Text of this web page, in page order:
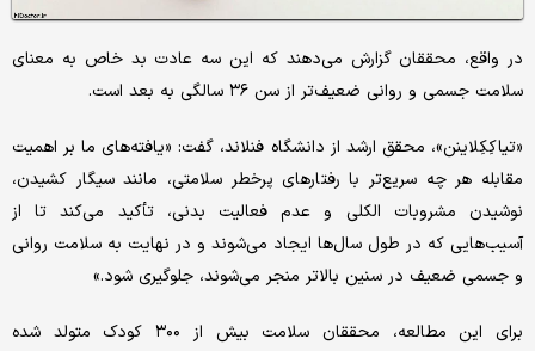
در واقع، محققان گزارش می‌دهند که این سه عادت بد خاص به معنای
سلامت جسمی و روانی ضعیف‌تر از سن ۳۶ سالگی به بعد است.
«تیا کِکِلاینن»، محقق ارشد از دانشگاه فنلاند، گفت: «یافته‌های ما بر اهمیت
مقابله هر چه سریع‌تر با رفتارهای پرخطر سلامتی، مانند سیگار کشیدن،
نوشیدن مشروبات الکلی و عدم فعالیت بدنی، تأکید می‌کند تا از
آسیب‌هایی که در طول سال‌ها ایجاد می‌شوند و در نهایت به سلامت روانی
و جسمی ضعیف در سنین بالاتر منجر می‌شوند، جلوگیری شود.»
برای این مطالعه، محققان سلامت بیش از ۳۰۰ کودک متولد شده